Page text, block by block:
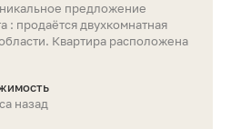
предложение
: продаётся двухкомнатная
Квартира расположена
назад